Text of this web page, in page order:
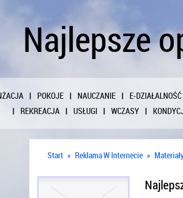
Najlepsze
POKOJE NAUCZANIE E-DZIAŁALNOŚĆ
REKREACJA
USŁUGI WCZASY
Start » Reklama W Internecie »